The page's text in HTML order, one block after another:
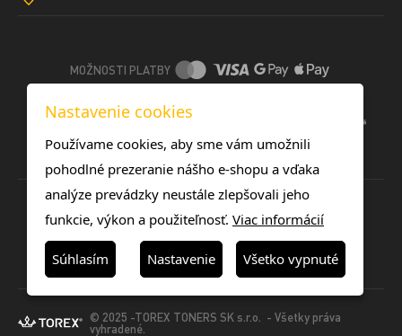
MOŽNOSTI PLATBY
© 2025 -TOREX TONERS SK s.r.o. - Všetky práva
vyhradené.
Nastavenie cookies
Používame cookies, aby sme vám umožnili
pohodlné prezeranie nášho e-shopu a vďaka
analýze prevádzky neustále zlepšovali jeho
funkcie, výkon a použiteľnosť. Viac informácií
Súhlasím Nastavenie Všetko vypnuté